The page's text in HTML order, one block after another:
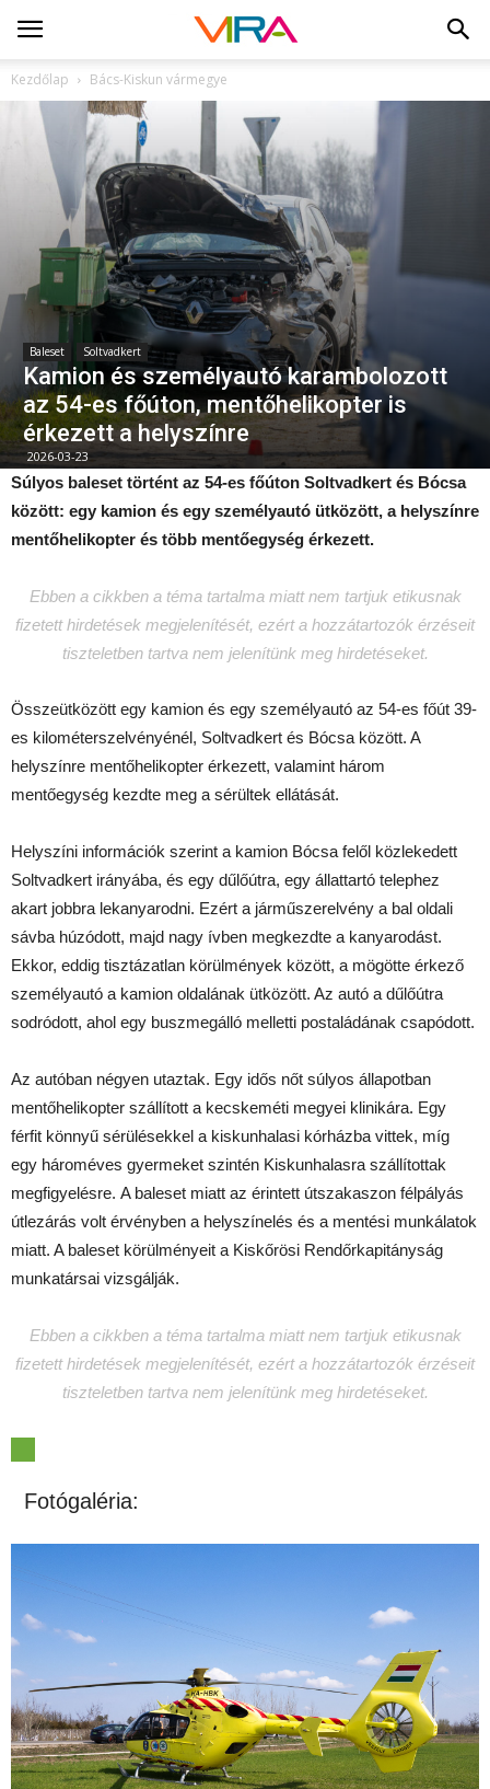
Kezdőlap Bács-Kiskun vármegye
Baleset Soltvadkert
Kamion és személyautó karambolozott
az 54-es főúton, mentőhelikopter is
érkezett a helyszínre
2026-03-23
Súlyos baleset történt az 54-es főúton Soltvadkert és Bócsa
között: egy kamion és egy személyautó ütközött, a helyszínre
mentőhelikopter és több mentőegység érkezett.
Ebben a cikkben a téma tartalma miatt nem tartjuk etikusnak
fizetett hirdetések megjelenítését, ezért a hozzátartozók érzéseit
tiszteletben tartva nem jelenítünk meg hirdetéseket.
Összeütközött egy kamion és egy személyautó az 54-es főút 39-
es kilométerszelvényénél, Soltvadkert és Bócsa között. A
helyszínre mentőhelikopter érkezett, valamint három
mentőegység kezdte meg a sérültek ellátását.
Helyszíni információk szerint a kamion Bócsa felől közlekedett
Soltvadkert irányába, és egy dűlőútra, egy állattartó telephez
akart jobbra lekanyarodni. Ezért a járműszerelvény a bal oldali
sávba húzódott, majd nagy ívben megkezdte a kanyarodást.
Ekkor, eddig tisztázatlan körülmények között, a mögötte érkező
személyautó a kamion oldalának ütközött. Az autó a dűlőútra
sodródott, ahol egy buszmegálló melletti postaládának csapódott.
Az autóban négyen utaztak. Egy idős nőt súlyos állapotban
mentőhelikopter szállított a kecskeméti megyei klinikára. Egy
férfit könnyű sérülésekkel a kiskunhalasi kórházba vittek, míg
egy hároméves gyermeket szintén Kiskunhalasra szállítottak
megfigyelésre. A baleset miatt az érintett útszakaszon félpályás
útlezárás volt érvényben a helyszínelés és a mentési munkálatok
miatt. A baleset körülményeit a Kiskőrösi Rendőrkapitányság
munkatársai vizsgálják.
Ebben a cikkben a téma tartalma miatt nem tartjuk etikusnak
fizetett hirdetések megjelenítését, ezért a hozzátartozók érzéseit
tiszteletben tartva nem jelenítünk meg hirdetéseket.
Fotógaléria: